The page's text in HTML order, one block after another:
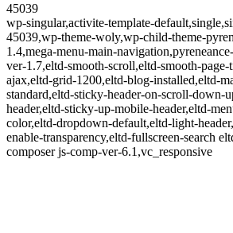
45039
wp-singular,activite-template-
45039,wp-theme-woly,wp-child-theme-
1.4,mega-menu-main-
ver-1.7,eltd-smooth-scroll,eltd-smooth-
ajax,eltd-grid-1200,eltd-blog-installed,eltd-
standard,eltd-sticky-header-on-scroll-down-
header,eltd-sticky-up-mobile-header,eltd-
color,eltd-dropdown-default,eltd-light-
enable-transparency,eltd-fullscreen-search
composer js-comp-ver-6.1,vc_responsive